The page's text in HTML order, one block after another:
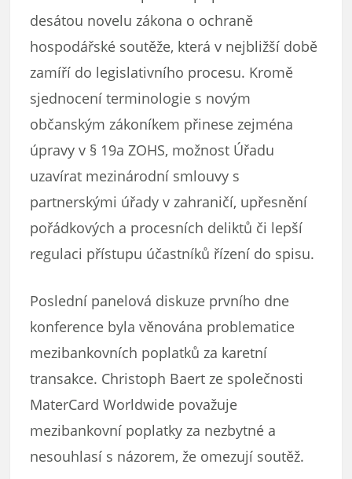
desátou novelu zákona o ochraně
hospodářské soutěže, která v nejbližší době
zamíří do legislativního procesu. Kromě
sjednocení terminologie s novým
občanským zákoníkem přinese zejména
úpravy v § 19a ZOHS, možnost Úřadu
uzavírat mezinárodní smlouvy s
partnerskými úřady v zahraničí, upřesnění
pořádkových a procesních deliktů či lepší
regulaci přístupu účastníků řízení do spisu.
Poslední panelová diskuze prvního dne
konference byla věnována problematice
mezibankovních poplatků za karetní
transakce. Christoph Baert ze společnosti
MaterCard Worldwide považuje
mezibankovní poplatky za nezbytné a
nesouhlasí s názorem, že omezují soutěž.